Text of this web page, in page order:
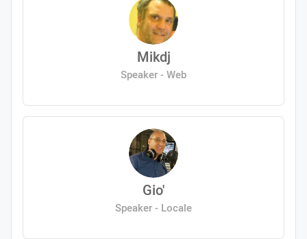
Mikdj
Speaker - Web
Gio'
Speaker - Locale